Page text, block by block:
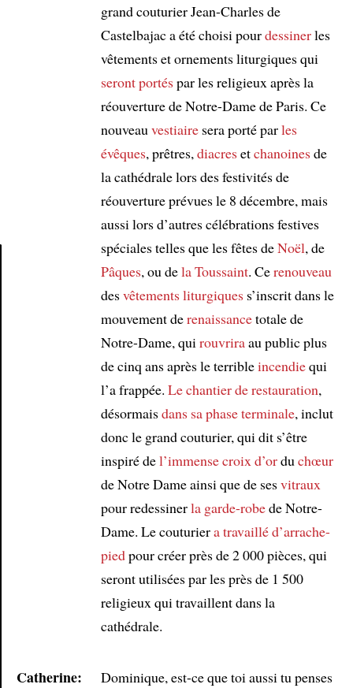
grand couturier Jean-Charles de
Castelbajac a été choisi pourdessinerles
vêtements et ornements liturgiques qui
seront portéspar les religieux après la
réouverture de Notre-Dame de Paris. Ce
nouveau vestiairesera porté parles
évêques, prêtres, diacresetchanoinesde
la cathédrale lors des festivités de
réouverture prévues le 8 décembre, mais
aussi lors d’autres célébrations festives
spéciales telles que les fêtes deNoël, de
Pâques, ou dela Toussaint. Cerenouveau
desvêtements liturgiquess’inscrit dans le
mouvement derenaissancetotale de
Notre-Dame, qui rouvriraau public plus
de cinq ans après le terribleincendiequi
l’a frappée. Le chantier de restauration,
désormaisdans sa phase terminale, inclut
donc le grand couturier, qui dit s’être
inspiré del’immense croix d’ordu chœur
de Notre Dame ainsi que de sesvitraux
pour redessinerla garde-robede Notre-
Dame. Le couturiera travaillé d’arrache-
piedpour créer près de 2 000 pièces, qui
seront utilisées par les près de 1 500
religieux qui travaillent dans la
cathédrale.
Catherine:
Dominique, est-ce que toi aussi tu penses